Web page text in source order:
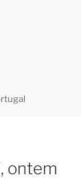
ontem